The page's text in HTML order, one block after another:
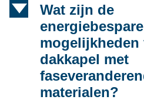
d
Wat zijn de
mogelijkheden
dakkapel met
materialen?